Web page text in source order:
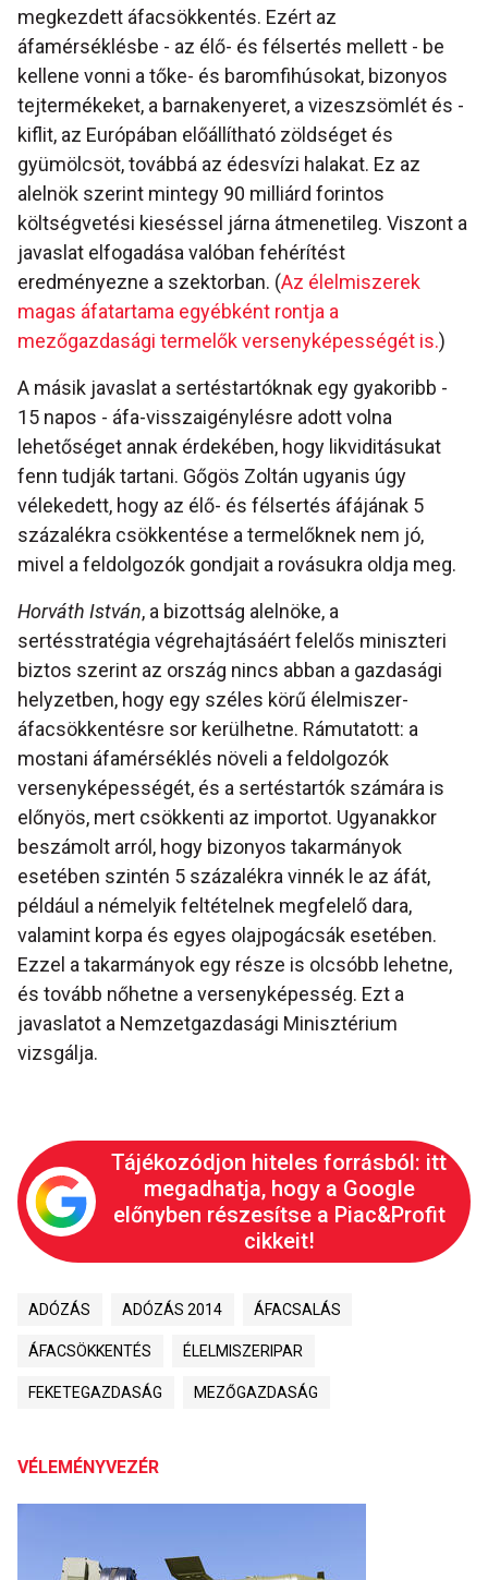
megkezdett áfacsökkentés. Ezért az
áfamérséklésbe - az élő- és félsertés mellett - be
kellene vonni a tőke- és baromfihúsokat, bizonyos
tejtermékeket, a barnakenyeret, a vizeszsömlét és -
kiflit, az Európában előállítható zöldséget és
gyümölcsöt, továbbá az édesvízi halakat. Ez az
alelnök szerint mintegy 90 milliárd forintos
költségvetési kieséssel járna átmenetileg. Viszont a
javaslat elfogadása valóban fehérítést
eredményezne a szektorban. (Az élelmiszerek
magas áfatartama egyébként rontja a
mezőgazdasági termelők versenyképességét is.)
A másik javaslat a sertéstartóknak egy gyakoribb -
15 napos - áfa-visszaigénylésre adott volna
lehetőséget annak érdekében, hogy likviditásukat
fenn tudják tartani. Gőgös Zoltán ugyanis úgy
vélekedett, hogy az élő- és félsertés áfájának 5
százalékra csökkentése a termelőknek nem jó,
mivel a feldolgozók gondjait a rovásukra oldja meg.
Horváth István, a bizottság alelnöke, a
sertésstratégia végrehajtásáért felelős miniszteri
biztos szerint az ország nincs abban a gazdasági
helyzetben, hogy egy széles körű élelmiszer-
áfacsökkentésre sor kerülhetne. Rámutatott: a
mostani áfamérséklés növeli a feldolgozók
versenyképességét, és a sertéstartók számára is
előnyös, mert csökkenti az importot. Ugyanakkor
beszámolt arról, hogy bizonyos takarmányok
esetében szintén 5 százalékra vinnék le az áfát,
például a némelyik feltételnek megfelelő dara,
valamint korpa és egyes olajpogácsák esetében.
Ezzel a takarmányok egy része is olcsóbb lehetne,
és tovább nőhetne a versenyképesség. Ezt a
javaslatot a Nemzetgazdasági Minisztérium
vizsgálja.
Tájékozódjon hiteles forrásból: itt
megadhatja, hogy a Google
előnyben részesítse a Piac&Profit
cikkeit!
ADÓZÁS ADÓZÁS 2014 ÁFACSALÁS
ÁFACSÖKKENTÉS ÉLELMISZERIPAR
FEKETEGAZDASÁG MEZŐGAZDASÁG
VÉLEMÉNYVEZÉR